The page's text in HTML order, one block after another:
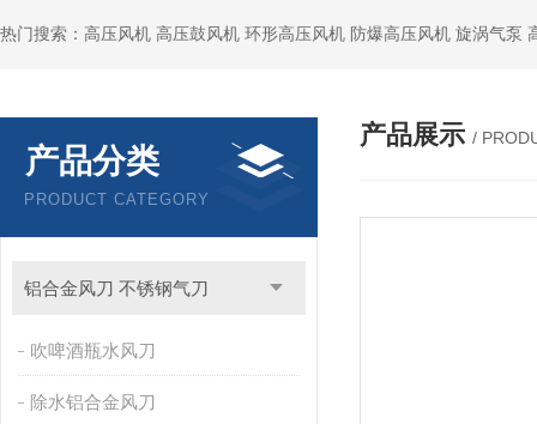
热门搜索：高压风机 高压鼓风机 环形高压风机 防爆高压风机 旋涡气泵
产品分类
PRODUCT CATEGORY
铝合金风刀 不锈钢气刀
吹啤酒瓶水风刀
除水铝合金风刀
产品展示 /